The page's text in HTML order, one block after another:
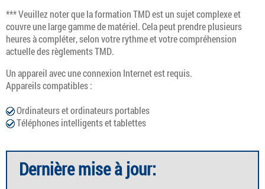
*** Veuillez noter que la formation TMD est un sujet complexe et
couvre une large gamme de matériel. Cela peut prendre plusieurs
heures à compléter, selon votre rythme et votre compréhension
actuelle des règlements TMD.
Un appareil avec une connexion Internet est requis.
Appareils compatibles :
Ordinateurs et ordinateurs portables
Téléphones intelligents et tablettes
Dernière mise à jour: